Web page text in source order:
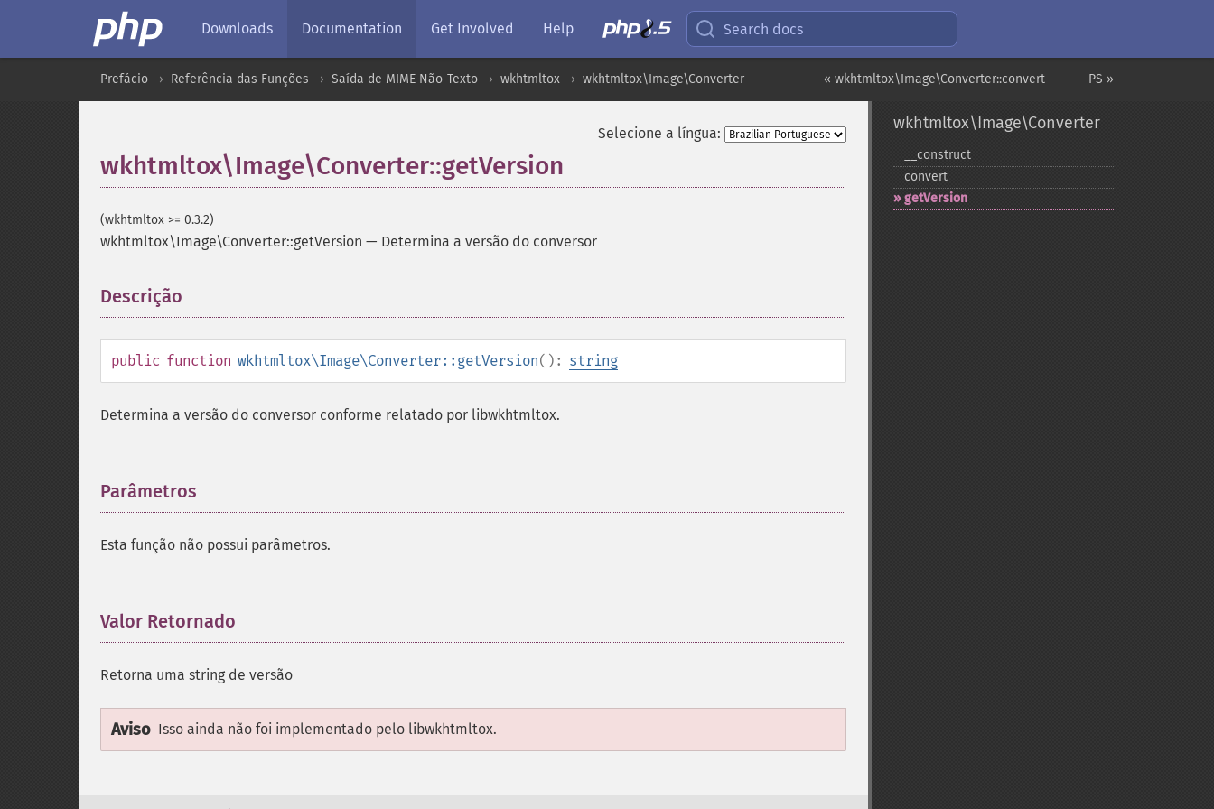
Downloads Documentation Get Involved Help Search docs
PS »
« wkhtmltox\Image\Converter::convert
Prefácio Referência das Funções Saída de MIME Não-Texto wkhtmltox wkhtmltox\Image\Converter
Selecione a língua:
wkhtmltox\Image\Converter::getVersion
(wkhtmltox >= 0.3.2)
wkhtmltox\Image\Converter::getVersion — Determina a versão do conversor
Descrição
public function wkhtmltox\Image\Converter::getVersion(): string
Determina a versão do conversor conforme relatado por libwkhtmltox.
Parâmetros
Esta função não possui parâmetros.
Valor Retornado
Retorna uma string de versão
Aviso Isso ainda não foi implementado pelo libwkhtmltox.
wkhtmltox\Image\Converter
_​_​construct
convert
getVersion